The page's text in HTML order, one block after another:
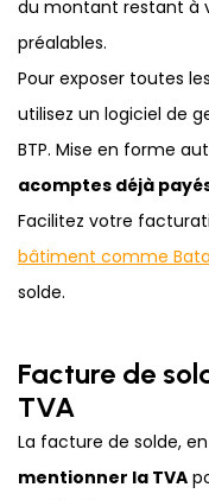
du montant restant à
préalables.
Pour exposer toutes
utilisez un logiciel de
BTP. Mise en forme
acomptes déjà
Facilitez votre
bâtiment comme
solde.
Facture de
TVA
La facture de solde,
mentionner la TVA